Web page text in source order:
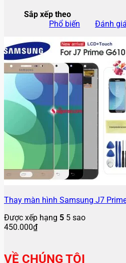
Sắp xếp theo
Phổ biến
Đánh giá
Thay màn hình Samsung J7
Được xếp hạng 5 5 sao
450.000₫
VỀ CHÚNG TÔI